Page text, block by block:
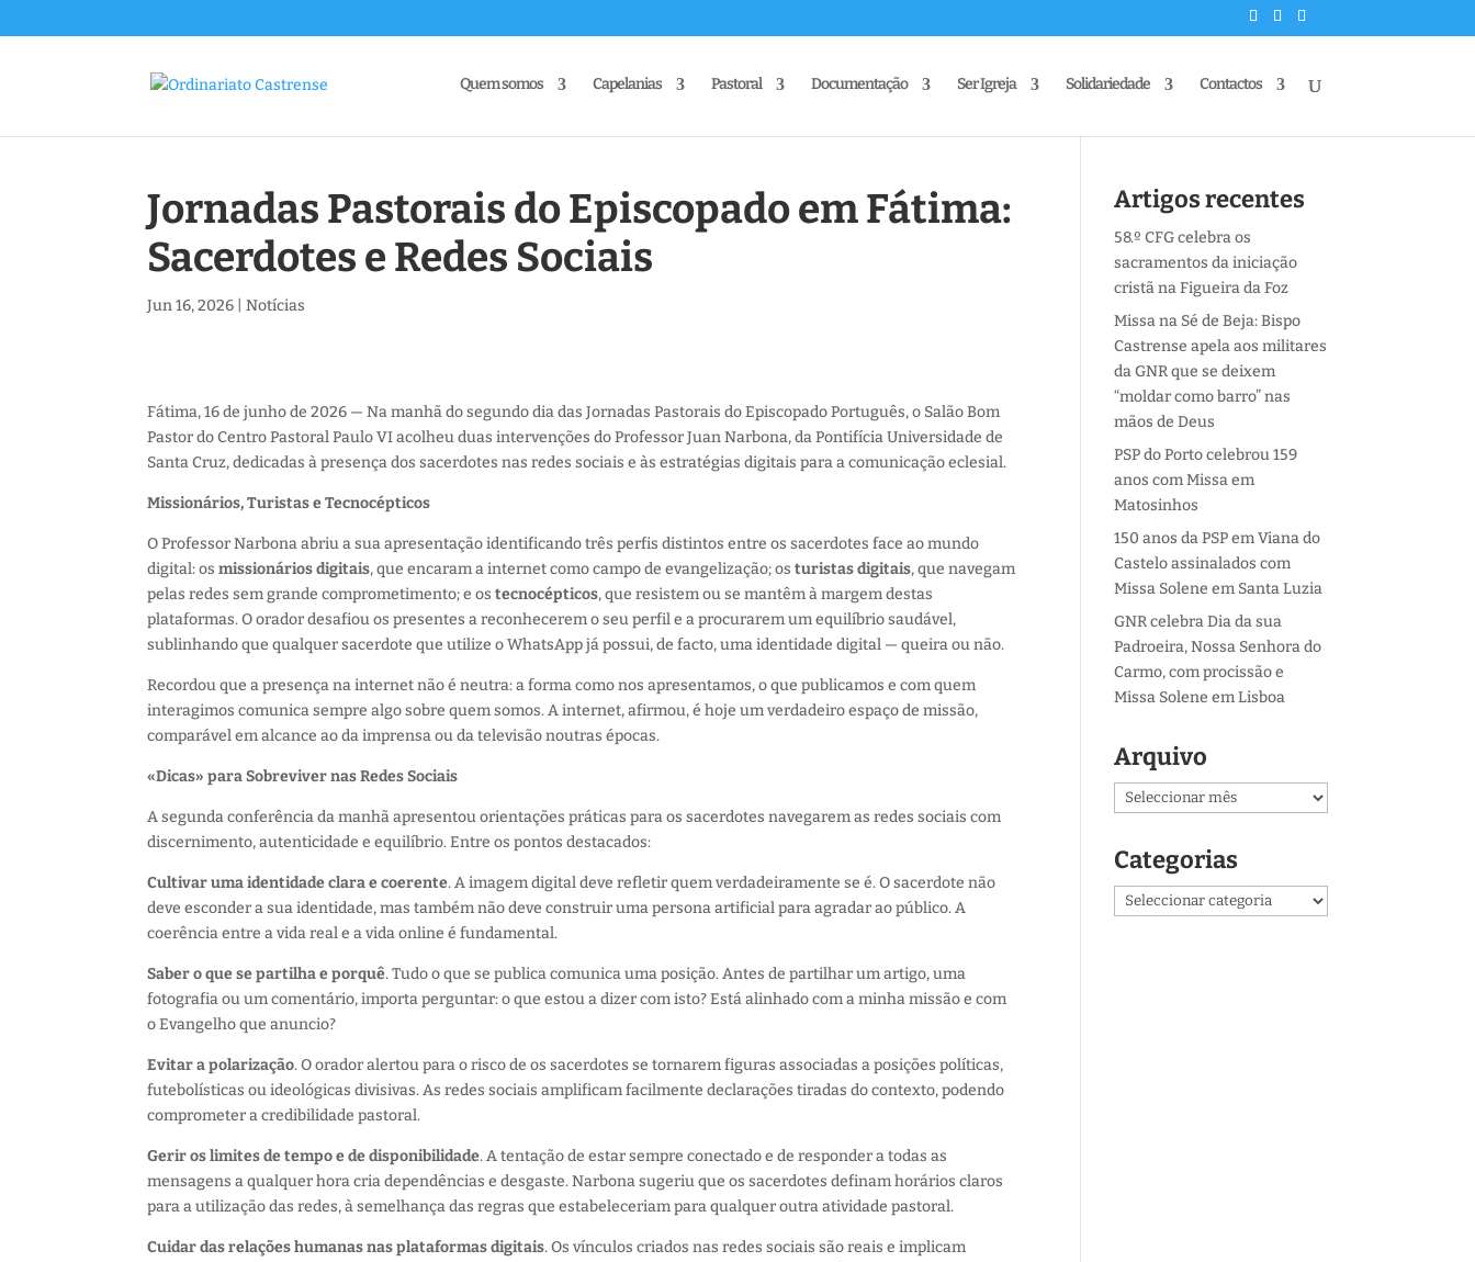
Quem somos Capelanias Pastoral Documentação Ser Igreja Solidariedade Contactos
Jornadas Pastorais do Episcopado em Fátima:
Sacerdotes e Redes Sociais
Jun 16, 2026 |Notícias
Fátima, 16 de junho de 2026 — Na manhã do segundo dia das Jornadas Pastorais do Episcopado Português, o Salão Bom
Pastor do Centro Pastoral Paulo VI acolheu duas intervenções do Professor Juan Narbona, da Pontifícia Universidade de
Santa Cruz, dedicadas à presença dos sacerdotes nas redes sociais e às estratégias digitais para a comunicação eclesial.
Missionários, Turistas e Tecnocépticos
O Professor Narbona abriu a sua apresentação identificando três perfis distintos entre os sacerdotes face ao mundo
digital: osmissionários digitais, que encaram a internet como campo de evangelização; osturistas digitais, que navegam
pelas redes sem grande comprometimento; e ostecnocépticos, que resistem ou se mantêm à margem destas
plataformas. O orador desafiou os presentes a reconhecerem o seu perfil e a procurarem um equilíbrio saudável,
sublinhando que qualquer sacerdote que utilize o WhatsApp já possui, de facto, uma identidade digital — queira ou não.
Recordou que a presença na internet não é neutra: a forma como nos apresentamos, o que publicamos e com quem
interagimos comunica sempre algo sobre quem somos. A internet, afirmou, é hoje um verdadeiro espaço de missão,
comparável em alcance ao da imprensa ou da televisão noutras épocas.
«Dicas» para Sobreviver nas Redes Sociais
A segunda conferência da manhã apresentou orientações práticas para os sacerdotes navegarem as redes sociais com
discernimento, autenticidade e equilíbrio. Entre os pontos destacados:
Cultivar uma identidade clara e coerente. A imagem digital deve refletir quem verdadeiramente se é. O sacerdote não
deve esconder a sua identidade, mas também não deve construir uma persona artificial para agradar ao público. A
coerência entre a vida real e a vida online é fundamental.
Saber o que se partilha e porquê. Tudo o que se publica comunica uma posição. Antes de partilhar um artigo, uma
fotografia ou um comentário, importa perguntar: o que estou a dizer com isto? Está alinhado com a minha missão e com
o Evangelho que anuncio?
Evitar a polarização. O orador alertou para o risco de os sacerdotes se tornarem figuras associadas a posições políticas,
futebolísticas ou ideológicas divisivas. As redes sociais amplificam facilmente declarações tiradas do contexto, podendo
comprometer a credibilidade pastoral.
Gerir os limites de tempo e de disponibilidade. A tentação de estar sempre conectado e de responder a todas as
mensagens a qualquer hora cria dependências e desgaste. Narbona sugeriu que os sacerdotes definam horários claros
para a utilização das redes, à semelhança das regras que estabeleceriam para qualquer outra atividade pastoral.
Cuidar das relações humanas nas plataformas digitais. Os vínculos criados nas redes sociais são reais e implicam
Artigos recentes
58.º CFG celebra os
sacramentos da iniciação
cristã na Figueira da Foz
Missa na Sé de Beja: Bispo
Castrense apela aos militares
da GNR que se deixem
“moldar como barro” nas
mãos de Deus
PSP do Porto celebrou 159
anos com Missa em
Matosinhos
150 anos da PSP em Viana do
Castelo assinalados com
Missa Solene em Santa Luzia
GNR celebra Dia da sua
Padroeira, Nossa Senhora do
Carmo, com procissão e
Missa Solene em Lisboa
Arquivo
Arquivo
Categorias
Categorias